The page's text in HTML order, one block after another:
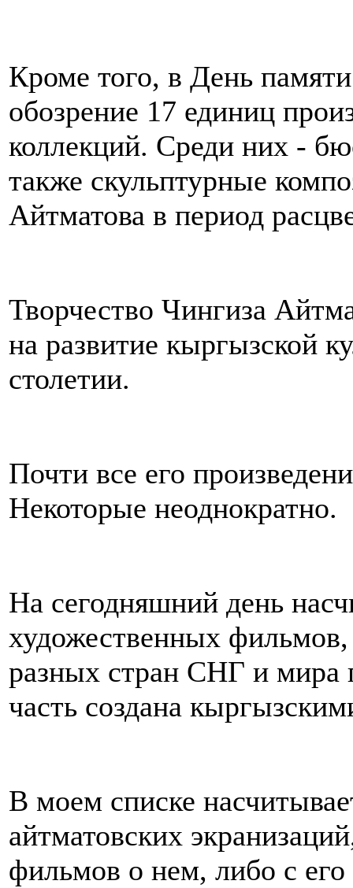
Кроме того, в День
обозрение 17 единиц
коллекций. Среди них -
также скульптурные
Айтматова в период
Творчество Чингиза
на развитие кыргызской
столетии.
Почти все его
Некоторые неоднократно.
На сегодняшний день
художественных
разных стран СНГ и мира
часть создана
В моем списке
айтматовских
фильмов о нем, либо с